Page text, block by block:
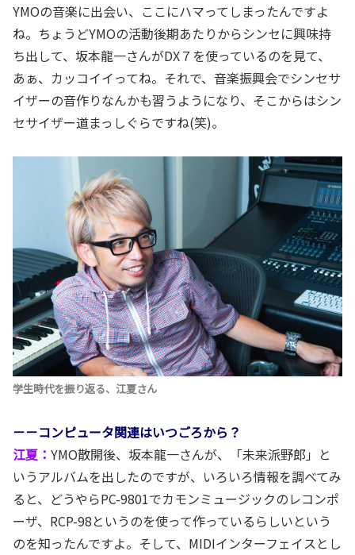
YMOの音楽に出会い、ここにハマってしまったんですよ
ね。ちょうどYMOの活動後期あたりからシンセに興味持
ち出して、坂本龍一さんがDX７を使っているのを見て、
あぁ、カッコイイってね。それで、音楽振興会でシンセサ
イザーの音作りなんかも習うようになり、そこからはシン
セサイザー道まっしぐらですね(笑)。
学生時代を振り返る、江夏さん
－－コンピュータ関連はいつごろから？
江夏： YMO散開後、坂本龍一さんが、「未来派野郎」と
いうアルバムを出したのですが、いろいろ情報を調べてみ
ると、どうやらPC-9801でカモンミュージックのレコンポ
ーザ、RCP-98というのを使って作っているらしいという
のを知ったんですよ。そして、MIDIインターフェイスとし